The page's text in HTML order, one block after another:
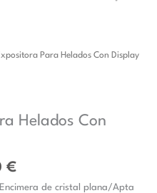
Para Helados Con Display
Helados Con
€.
€
El
12.429,00 €.
de cristal plana/Apta